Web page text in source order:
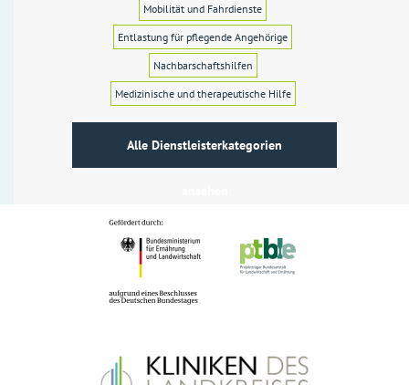
Mobilität und Fahrdienste
Entlastung für pflegende Angehörige
Nachbarschaftshilfen
Medizinische und therapeutische Hilfe
Alle Dienstleisterkategorien